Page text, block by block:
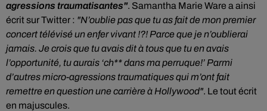
agressions traumatisantes". Samantha Marie Ware a ainsi
écrit sur Twitter : "N’oublie pas que tu as fait de mon premier
concert télévisé un enfer vivant !?! Parce que je n’oublierai
jamais. Je crois que tu avais dit à tous que tu en avais
l’opportunité, tu aurais ‘ch** dans ma perruque!’ Parmi
d’autres micro-agressions traumatiques qui m’ont fait
remettre en question une carrière à Hollywood". Le tout écrit
en majuscules.